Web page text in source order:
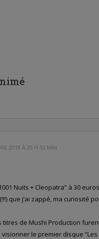
2018 À 20 H 55 MIN
Nuits + Cleopatra” à 30
que j’ai zappé, ma curiosité
titres de Mushi Production
visionner le premier disque